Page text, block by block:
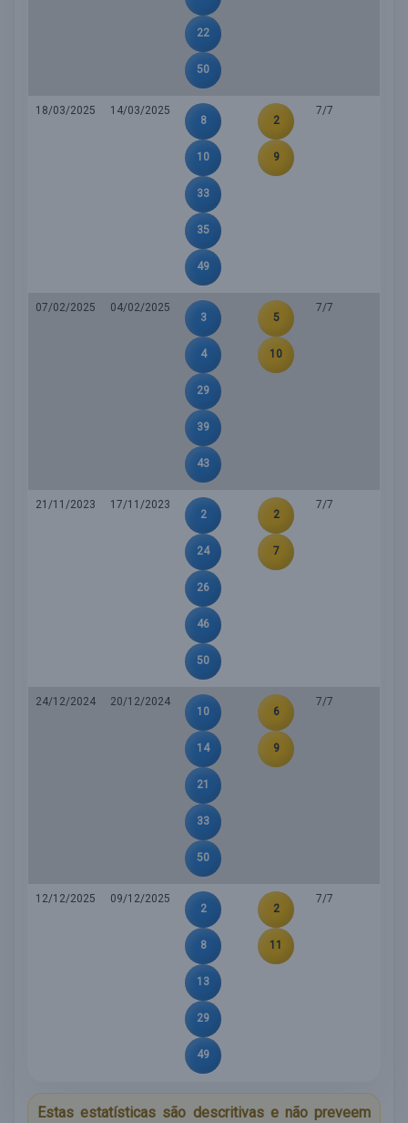
22
50
18/03/2025
14/03/2025
8
10
33
35
49
2
9
7/7
07/02/2025
04/02/2025
3
4
29
39
43
5
10
7/7
21/11/2023
17/11/2023
2
24
26
46
50
2
7
7/7
24/12/2024
20/12/2024
10
14
21
33
50
6
9
7/7
12/12/2025
09/12/2025
2
8
13
29
49
2
11
7/7
Estas estatísticas são descritivas e não preveem